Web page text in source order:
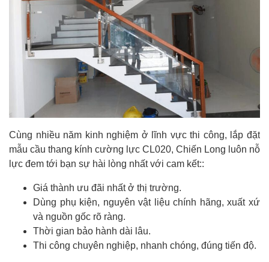
Cùng nhiều năm kinh nghiệm ở lĩnh vực thi công, lắp đặt
mẫu cầu thang kính cường lực CL020, Chiến Long luôn nỗ
lực đem tới bạn sự hài lòng nhất với cam kết::
Giá thành ưu đãi nhất ở thị trường.
Dùng phụ kiện, nguyên vật liệu chính hãng, xuất xứ
và nguồn gốc rõ ràng.
Thời gian bảo hành dài lâu.
Thi công chuyên nghiệp, nhanh chóng, đúng tiến độ.